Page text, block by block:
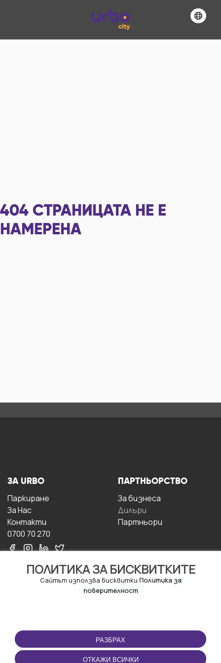
404 СТРАНИЦАТА НЕ Е
НАМЕРЕНА
ПОЛИТИКА ЗА БИСКВИТКИТЕ
Сайтът използва бисквитки Политика за
поверителност
РАЗБРАХ
ОТКАЖИ ВСИЧКИ
ЗА URBO
Паркиране
За Hас
Контакти
0700 70 270
ПАРТНЬОРСТВО
За бизнесa
Дилъри
Партньори
ПОЛЗВАНЕ
Правила и условия за
ползване
ПРИЛОЖЕНИЕТО